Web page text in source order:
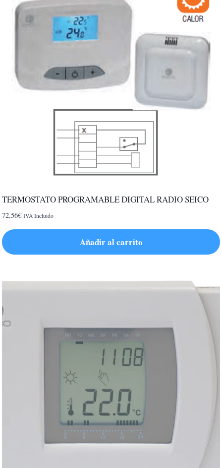
TERMOSTATO PROGRAMABLE DIGITAL RADIO SEICO
72,56€ IVA Incluido
Añadir al carrito